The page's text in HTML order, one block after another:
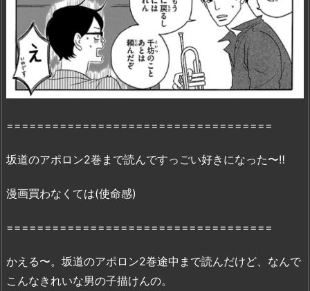
読
破
す
る
に…..
想・
ど
ろ」
紹
2.
『坂
===================================
坂道のアポロン2巻まで読んですっごい好きになった〜‼︎
漫画買わなくては(使命感)
===================================
かえる〜。坂道のアポロン2巻途中まで読んだけど、なんで
こんなきれいな男の子描けんの。